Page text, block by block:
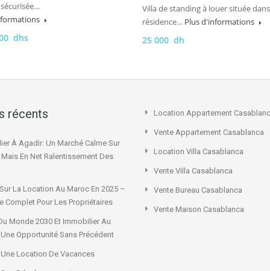
dhs
Villa de standing à louer située
résidence… Plus d'informations
25 000 dh
récents
À Agadir: Un Marché Calme Sur
Mais En Net Ralentissement Des
La Location Au Maroc En 2025 –
Complet Pour Les Propriétaires
Monde 2030 Et Immobilier Au
Opportunité Sans Précédent
Location De Vacances
Location Appartement
Vente Appartement Casablanca
Location Villa Casablanca
Vente Villa Casablanca
Vente Bureau Casablanca
Vente Maison Casablanca